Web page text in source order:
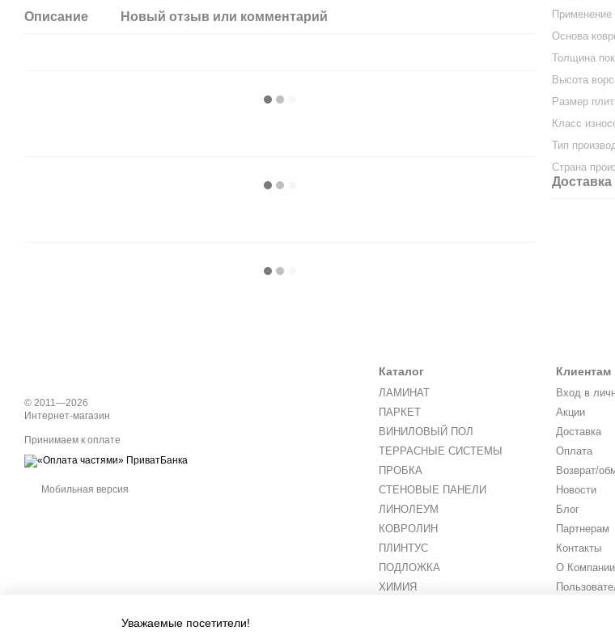
Описание Новый отзыв или комментарий
Применение
Основа
Толщина
Высота
Размер
Класс
Тип
Страна
Доставка
© 2011—2026
Интернет-магазин
Принимаем к оплате
Мобильная версия
Каталог
ЛАМИНАТ
ПАРКЕТ
ВИНИЛОВЫЙ ПОЛ
ТЕРРАСНЫЕ СИСТЕМЫ
ПРОБКА
СТЕНОВЫЕ ПАНЕЛИ
ЛИНОЛЕУМ
КОВРОЛИН
ПЛИНТУС
ПОДЛОЖКА
ХИМИЯ
Клиентам
Вход в
Акции
Доставка
Оплата
Возврат/
Новости
Блог
Партнерам
Контакты
О Компании
Уважаемые посетители!